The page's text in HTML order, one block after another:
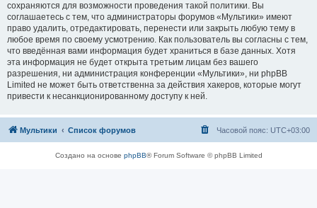
сохраняются для возможности проведения такой политики. Вы
соглашаетесь с тем, что администраторы форумов «Мультики» имеют
право удалить, отредактировать, перенести или закрыть любую тему в
любое время по своему усмотрению. Как пользователь вы согласны с тем,
что введённая вами информация будет храниться в базе данных. Хотя
эта информация не будет открыта третьим лицам без вашего
разрешения, ни администрация конференции «Мультики», ни phpBB
Limited не может быть ответственна за действия хакеров, которые могут
привести к несанкционированному доступу к ней.
Мультики Список форумов Часовой пояс: UTC+03:00
Создано на основе phpBB® Forum Software © phpBB Limited